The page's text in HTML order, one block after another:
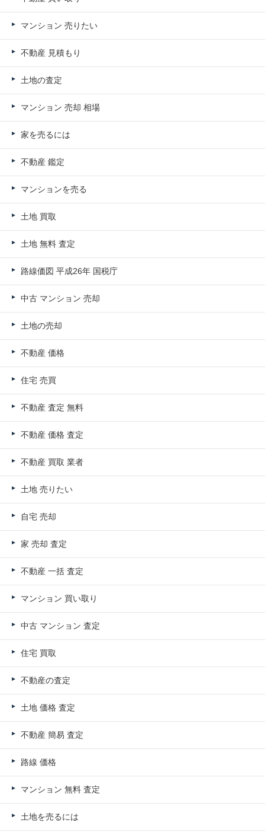
マンション 売りたい
不動産 見積もり
土地の査定
マンション 売却 相場
家を売るには
不動産 鑑定
マンションを売る
土地 買取
土地 無料 査定
路線価図 平成26年 国税庁
中古 マンション 売却
土地の売却
不動産 価格
住宅 売買
不動産 査定 無料
不動産 価格 査定
不動産 買取 業者
土地 売りたい
自宅 売却
家 売却 査定
不動産 一括 査定
マンション 買い取り
中古 マンション 査定
住宅 買取
不動産の査定
土地 価格 査定
不動産 簡易 査定
路線 価格
マンション 無料 査定
土地を売るには